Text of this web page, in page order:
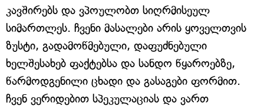
კავშირებს და ვპოულობთ სიღრმისეულ
სიმართლეს. ჩვენი მასალები არის ყოველთვის
ზუსტი, გადამოწმებული, დაფუძნებული
ხელშესახებ ფაქტებსა და სანდო წყაროებზე,
წარმოდგენილი ცხადი და გასაგები ფორმით.
ჩვენ ვერიდებით სპეკულაციას და ვართ